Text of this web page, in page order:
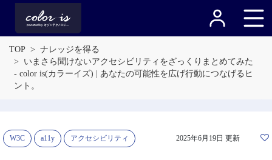
TOP
ナレッジを得る
いまさら聞けないアクセシビリティをざっくりまとめてみた
- color is(カラーイズ) | あなたの可能性を広げ行動につなげるヒ
ント。
W3C a11y アクセシビリティ 2025年6月19日 更新